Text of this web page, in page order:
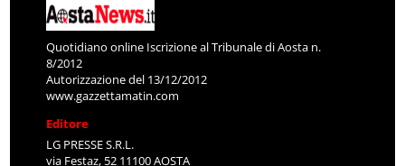
Quotidiano online Iscrizione al Tribunale di Aosta n.
8/2012
Autorizzazione del 13/12/2012
www.gazzettamatin.com
Editore
LG PRESSE S.R.L.
via Festaz, 52 11100 AOSTA